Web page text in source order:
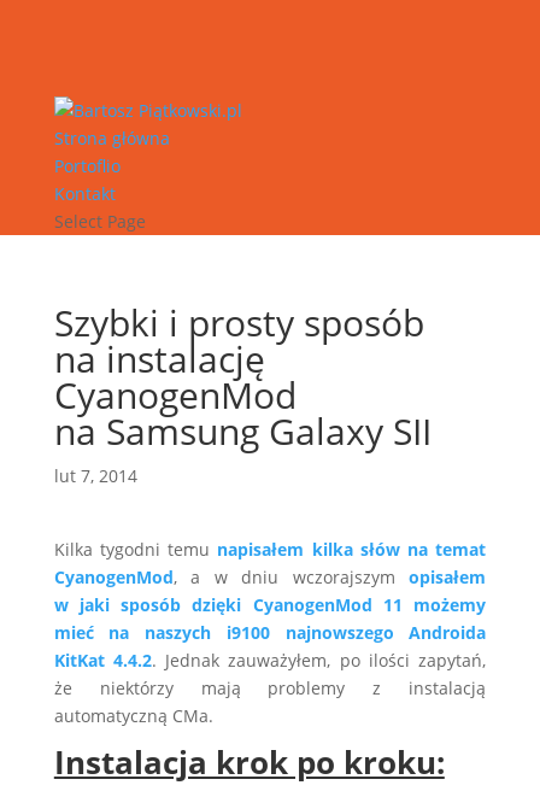
Strona główna
Portoflio
Kontakt
Select Page
Szybki i prosty sposób
na instalację
CyanogenMod
na Samsung Galaxy SII
lut 7, 2014
Kilka tygodni temu napisałem kilka słów na temat
CyanogenMod, a w dniu wczorajszym opisałem
w jaki sposób dzięki CyanogenMod 11 możemy
mieć na naszych i9100 najnowszego Androida
KitKat 4.4.2. Jednak zauważyłem, po ilości zapytań,
że niektórzy mają problemy z instalacją
automatyczną CMa.
Instalacja krok po kroku: